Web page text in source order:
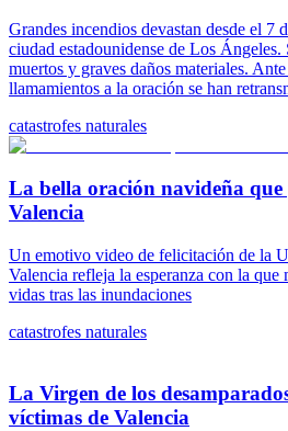
Grandes incendios devastan desde el 7
ciudad estadounidense de Los Ángeles.
muertos y graves daños materiales.
llamamientos a la oración se han
catastrofes naturales
La bella oración navideña que
Valencia
Un emotivo video de felicitación de la
Valencia refleja la esperanza con la que
vidas tras las inundaciones
catastrofes naturales
La Virgen de los
víctimas de Valencia